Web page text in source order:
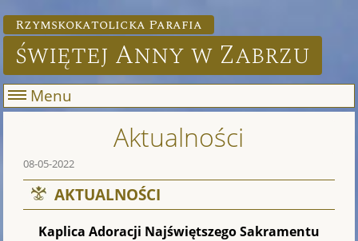
Rzymskokatolicka Parafia
świętej Anny w Zabrzu
Menu
Aktualności
08-05-2022
AKTUALNOŚCI
Kaplica Adoracji Najświętszego Sakramentu